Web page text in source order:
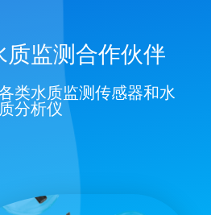
质监测合作伙伴
类水质监测传感器和水
质分析仪